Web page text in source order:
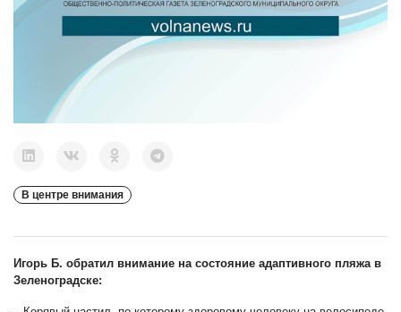
В центре внимания
Игорь Б. обратил внимание на состояние адаптивного пляжа в
Зеленоградске: